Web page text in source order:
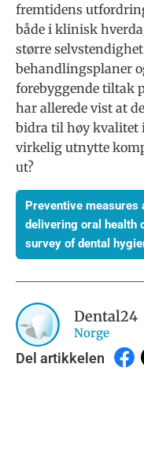
fremtidens
både i klinisk
større
behandlingsplaner
forebyggende tiltak
har allerede vist at
bidra til høy kvalitet
virkelig utnytte
ut?
Preventive measures
delivering oral health
survey of dental
Dental24
Norge
Del artikkelen